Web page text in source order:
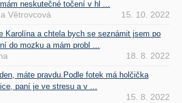
neskutečné točení v hl ...
Větrovcová 15. 10. 2022
Karolína a chtela bych se seznámit jsem po
do mozku a mám probl ...
18. 8. 2022
máte pravdu.Podle fotek má holčička
paní je ve stresu a v ...
15. 8. 2022